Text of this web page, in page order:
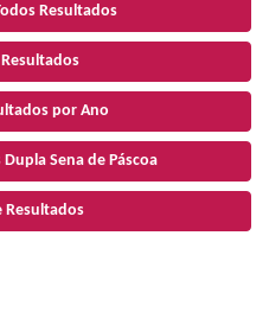
Resultados
por Ano
Sena de Páscoa
Resultados